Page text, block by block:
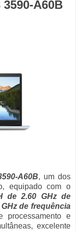
A60B
A60B, um dos
equipado com o
de 2.60 GHz de
de frequência
processamento e
excelente